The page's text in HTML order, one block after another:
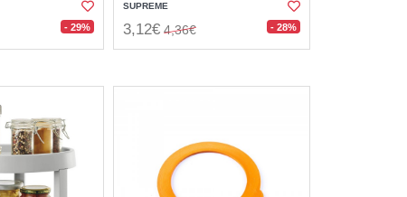
- 29%
SUPREME
3,12€ 4,36€ - 28%